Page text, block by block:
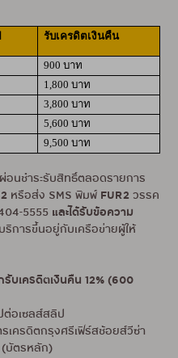
รับเครดิตเงินคืน
900 บาท
1,800 บาท
3,800 บาท
5,600 บาท
9,500 บาท
ผ่อนชำระรับสิทธิ์ตลอดรายการ
หรือส่ง SMS พิมพ์ FUR2 วรรค
5555 และได้รับข้อความ
ริการขึ้นอยู่กับเครือข่ายผู้ให้
บเครดิตเงินคืน 12% (600
ต่อเซลส์สลิป
เครดิตกรุงศรีเฟิร์สช้อยส์วีซ่า
(บัตรหลัก)